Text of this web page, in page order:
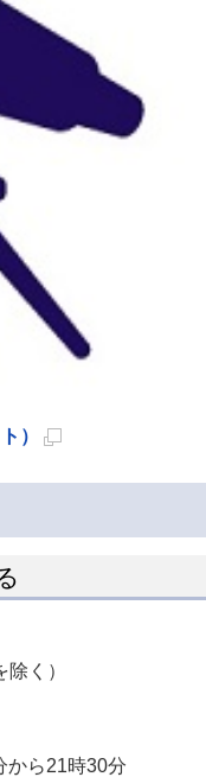
）
ジ
開
す
く）
ら21時30分